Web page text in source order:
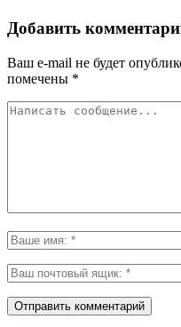
Добавить
Ваш e-mail не будет
помечены *